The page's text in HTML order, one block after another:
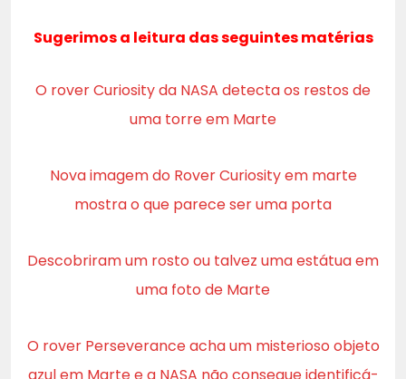
Sugerimos a leitura das seguintes matérias
O rover Curiosity da NASA detecta os restos de
uma torre em Marte
Nova imagem do Rover Curiosity em marte
mostra o que parece ser uma porta
Descobriram um rosto ou talvez uma estátua em
uma foto de Marte
O rover Perseverance acha um misterioso objeto